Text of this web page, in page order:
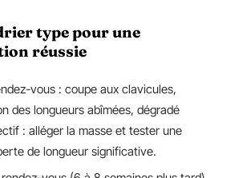
type pour une
réussie
vous : coupe aux clavicules,
des longueurs abîmées, dégradé
: alléger la masse et tester une
de longueur significative.